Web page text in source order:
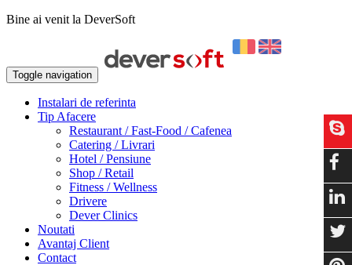
Bine ai venit la DeverSoft
Toggle navigation
Instalari de referinta
Tip Afacere
Restaurant / Fast-Food / Cafenea
Catering / Livrari
Hotel / Pensiune
Shop / Retail
Fitness / Wellness
Drivere
Dever Clinics
Noutati
Avantaj Client
Contact